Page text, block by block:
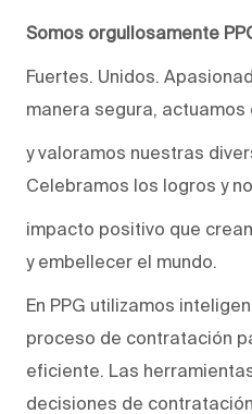
Somos orgullosamente
Fuertes. Unidos.
manera segura, actuamos
y valoramos nuestras
Celebramos los logros y
impacto positivo que
y embellecer el mundo.
En PPG utilizamos
proceso de contratación
eficiente. Las
decisiones de